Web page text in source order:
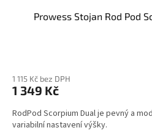
Prowess Stojan Rod Pod
1 115 Kč bez DPH
1 349 Kč
RodPod Scorpium Dual je pevný a
variabilní nastavení výšky.